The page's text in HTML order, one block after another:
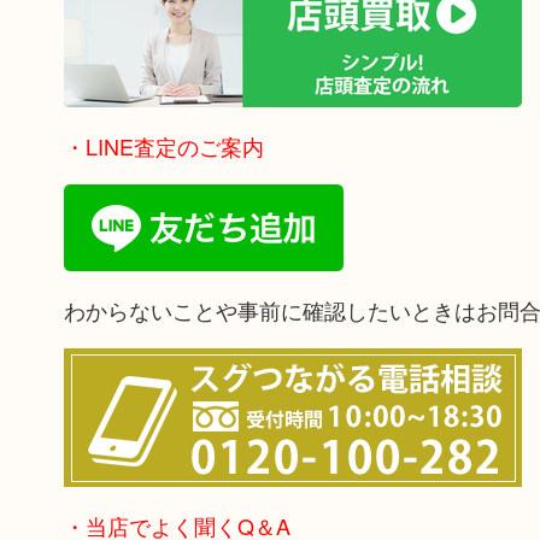
・LINE査定のご案内
わからないことや事前に確認したいときはお問
・当店でよく聞くQ＆A